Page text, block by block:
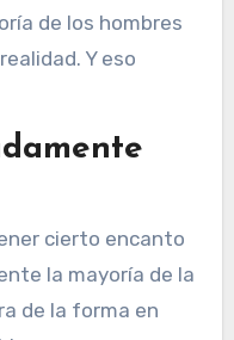
de los hombres
Y eso
cierto encanto
la mayoría de la
de la forma en